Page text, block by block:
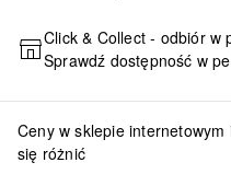
DODAJ
Click & Collect - odbiór w
Sprawdź dostępność w
Ceny w sklepie
się różnić